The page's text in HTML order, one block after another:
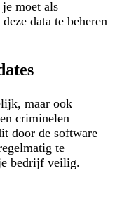
moet als
data te beheren
maar ook
criminelen
door de software
te
bedrijf veilig.